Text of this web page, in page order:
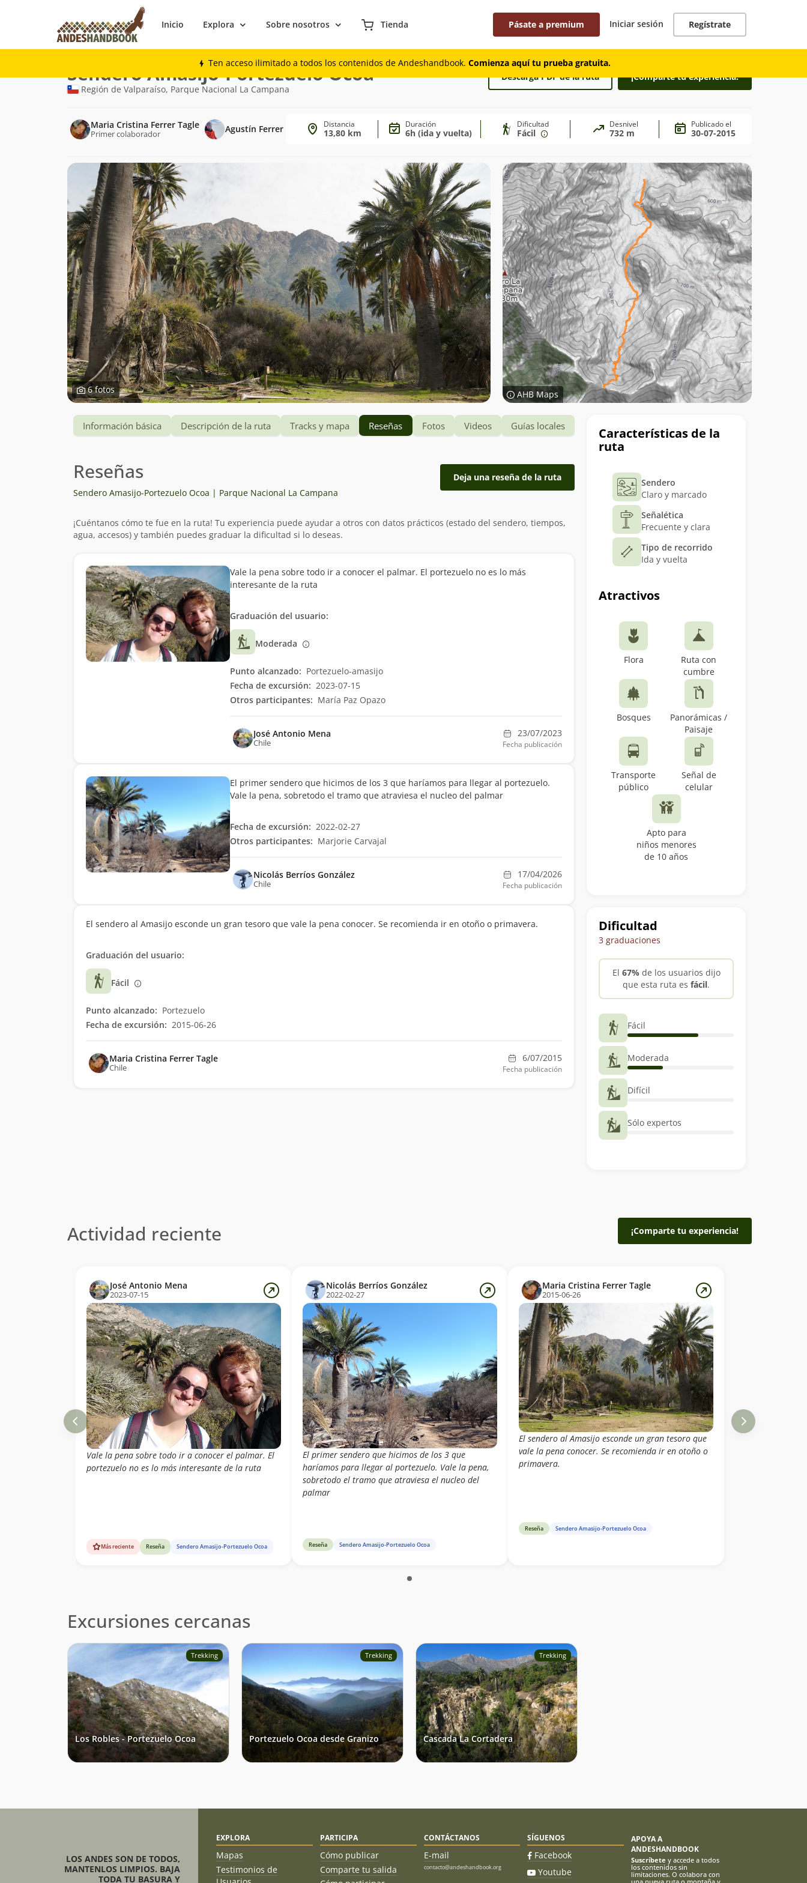
Inicio Explora Sobre nosotros Tienda Pásate a premium Iniciar sesión Regístrate
Ten acceso ilimitado a todos los contenidos de Andeshandbook. Comienza aquí tu prueba gratuita.
Trekking
Ruta
de
Sendero Amasijo-Portezuelo Ocoa
Región de Valparaíso, Parque Nacional La Campana
Descarga PDF de la ruta ¡Comparte tu experiencia!
Maria Cristina Ferrer Tagle
Primer colaborador Agustín Ferrer Distancia
13,80 km
Duración
6h (ida y vuelta)
Dificultad
Fácil
Desnivel
732 m
Publicado el
30-07-2015
6 fotos AHB Maps
Datos
del
Características de la
ruta
Sendero
Claro y marcado
Señalética
Frecuente y clara
Tipo de recorrido
Ida y vuelta
Atractivos
Flora
Ruta con
cumbre
Bosques
Panorámicas /
Paisaje
Transporte
público
Señal de
celular
Apto para
niños menores
de 10 años
Dificultad
3 graduaciones
El 67% de los usuarios dijo
que esta ruta es fácil.
Fácil
Moderada
Difícil
Sólo expertos
Información básica Descripción de la ruta Tracks y mapa Reseñas Fotos Videos Guías locales
Reseñas
Sendero Amasijo-Portezuelo Ocoa | Parque Nacional La Campana
Deja una reseña de la ruta
¡Cuéntanos cómo te fue en la ruta! Tu experiencia puede ayudar a otros con datos prácticos (estado del sendero, tiempos,
agua, accesos) y también puedes graduar la dificultad si lo deseas.
Vale la pena sobre todo ir a conocer el palmar. El portezuelo no es lo más
interesante de la ruta
Graduación del usuario:
Moderada
Punto alcanzado: Portezuelo-amasijo
Fecha de excursión: 2023-07-15
Otros participantes: María Paz Opazo
José Antonio Mena
Chile
23/07/2023
Fecha publicación
El primer sendero que hicimos de los 3 que haríamos para llegar al portezuelo.
Vale la pena, sobretodo el tramo que atraviesa el nucleo del palmar
Fecha de excursión: 2022-02-27
Otros participantes: Marjorie Carvajal
Nicolás Berríos González
Chile
17/04/2026
Fecha publicación
El sendero al Amasijo esconde un gran tesoro que vale la pena conocer. Se recomienda ir en otoño o primavera.
Graduación del usuario:
Fácil
Punto alcanzado: Portezuelo
Fecha de excursión: 2015-06-26
Maria Cristina Ferrer Tagle
Chile
6/07/2015
Fecha publicación
Actividad reciente ¡Comparte tu experiencia!
José Antonio Mena
2023-07-15
Vale la pena sobre todo ir a conocer el palmar. El
portezuelo no es lo más interesante de la ruta
Más reciente Reseña Sendero Amasijo-Portezuelo Ocoa
Nicolás Berríos González
2022-02-27
El primer sendero que hicimos de los 3 que
haríamos para llegar al portezuelo. Vale la pena,
sobretodo el tramo que atraviesa el nucleo del
palmar
Reseña Sendero Amasijo-Portezuelo Ocoa
Maria Cristina Ferrer Tagle
2015-06-26
El sendero al Amasijo esconde un gran tesoro que
vale la pena conocer. Se recomienda ir en otoño o
primavera.
Reseña Sendero Amasijo-Portezuelo Ocoa
Excursiones cercanas
Trekking
Los Robles - Portezuelo Ocoa
Trekking
Portezuelo Ocoa desde Granizo
Trekking
Cascada La Cortadera
LOS ANDES SON DE TODOS,
MANTENLOS LIMPIOS. BAJA
TODA TU BASURA Y
EXPLORA
Mapas
Testimonios de
PARTICIPA
Cómo publicar
Comparte tu salida
CONTÁCTANOS
E-mail
contacto@andeshandbook.org
SÍGUENOS
Facebook
Youtube
APOYA A
ANDESHANDBOOK
Suscríbete y accede a todos
los contenidos sin
limitaciones. O colabora con